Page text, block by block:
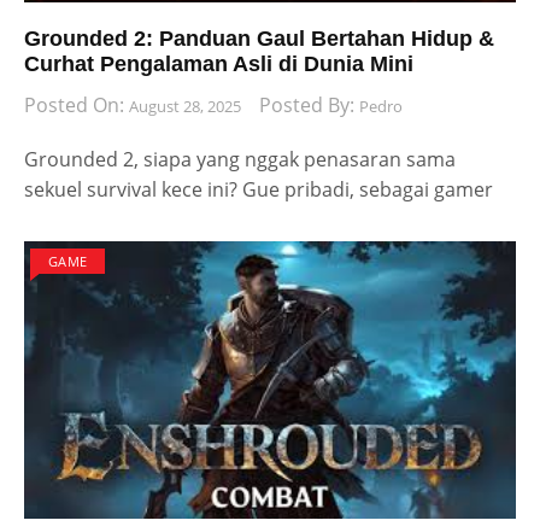
Grounded 2: Panduan Gaul Bertahan Hidup &
Curhat Pengalaman Asli di Dunia Mini
Posted On: August 28, 2025 Posted By: Pedro
Grounded 2, siapa yang nggak penasaran sama
sekuel survival kece ini? Gue pribadi, sebagai gamer
GAME